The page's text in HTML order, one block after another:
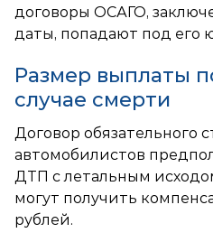
договоры ОСАГО,
даты, попадают под его
Размер выплаты
случае смерти
Договор обязательного
автомобилистов
ДТП с летальным
могут получить
рублей.